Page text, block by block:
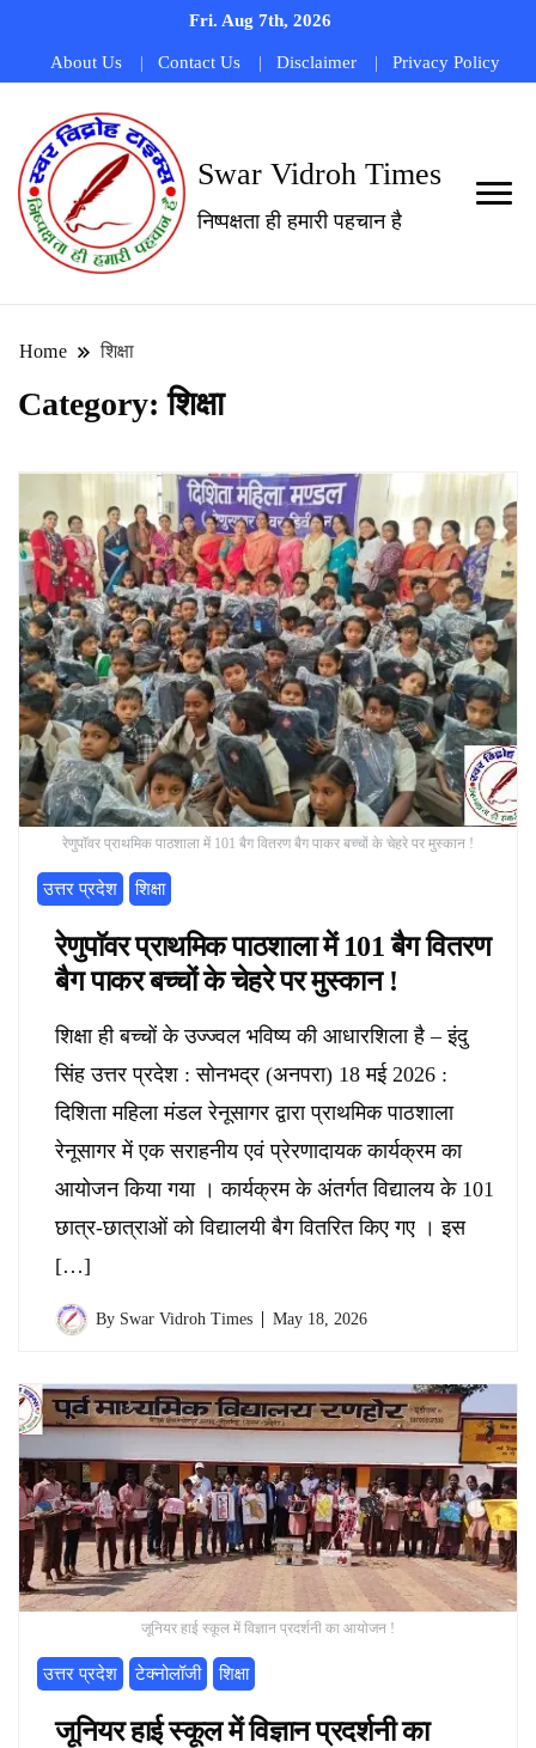
Fri. Aug 7th, 2026
About Us Contact Us Disclaimer Privacy Policy
Swar Vidroh Times
निष्पक्षता ही हमारी पहचान है
Home शिक्षा
Category:शिक्षा
रेणुपाॅवर प्राथमिक पाठशाला में 101 बैग वितरण बैग पाकर बच्चों के चेहरे पर मुस्कान !
उत्तर प्रदेश शिक्षा
रेणुपाॅवर प्राथमिक पाठशाला में 101 बैग वितरण
बैग पाकर बच्चों के चेहरे पर मुस्कान !
शिक्षा ही बच्चों के उज्ज्वल भविष्य की आधारशिला है – इंदु
सिंह उत्तर प्रदेश : सोनभद्र (अनपरा) 18 मई 2026 :
दिशिता महिला मंडल रेनूसागर द्वारा प्राथमिक पाठशाला
रेनूसागर में एक सराहनीय एवं प्रेरणादायक कार्यक्रम का
आयोजन किया गया । कार्यक्रम के अंतर्गत विद्यालय के 101
छात्र-छात्राओं को विद्यालयी बैग वितरित किए गए । इस
[…]
By Swar Vidroh Times May 18, 2026
जूनियर हाई स्कूल में विज्ञान प्रदर्शनी का आयोजन !
उत्तर प्रदेश टेक्नोलॉजी शिक्षा
जूनियर हाई स्कूल में विज्ञान प्रदर्शनी का